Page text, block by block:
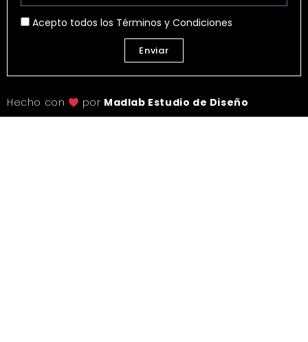
Acepto todos los Términos y Condiciones
Enviar
Hecho con por Madlab Estudio de Diseño